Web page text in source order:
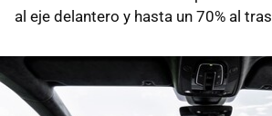
al eje delantero y hasta un 70% al